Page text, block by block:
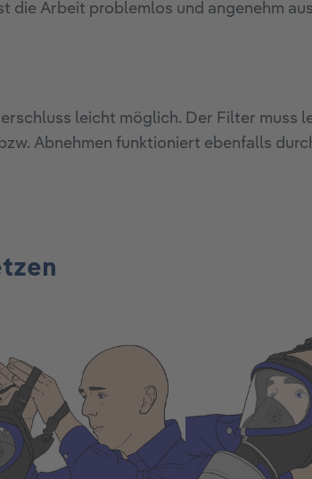
die Arbeit problemlos und angenehm
leicht möglich. Der Filter muss
Abnehmen funktioniert ebenfalls